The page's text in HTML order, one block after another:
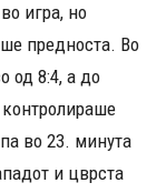
игра, но
предноста. Во
од 8:4, а до
контролираше
во 23. минута
и цврста